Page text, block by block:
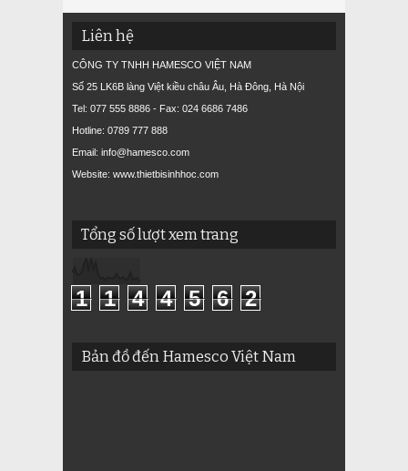
Liên hệ
CÔNG TY TNHH HAMESCO VIỆT NAM
Số 25 LK6B làng Việt kiều châu Âu, Hà Đông, Hà Nội
Tel: 077 555 8886 - Fax: 024 6686 7486
Hotline: 0789 777 888
Email: info@hamesco.com
Website: www.thietbisinhhoc.com
Tổng số lượt xem trang
1 1 4 4 5 6 2
Bản đồ đến Hamesco Việt Nam